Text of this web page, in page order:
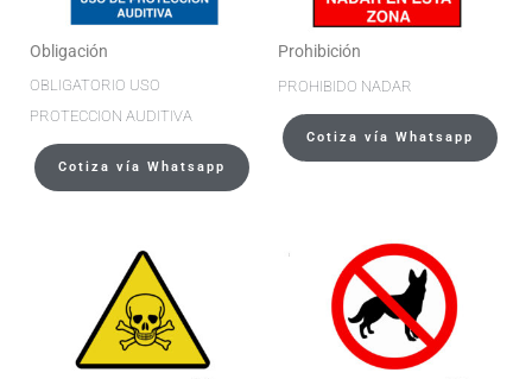
Obligación
OBLIGATORIO USO
PROTECCION AUDITIVA
Cotiza vía Whatsapp
Prohibición
PROHIBIDO NADAR
Cotiza vía Whatsapp